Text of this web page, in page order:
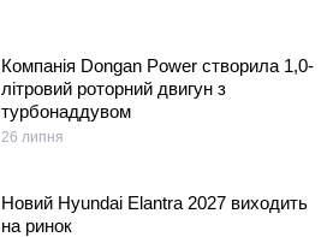
Компанія Dongan Power створила 1,0-
літровий роторний двигун з
турбонаддувом
26 липня
Новий Hyundai Elantra 2027 виходить
на ринок